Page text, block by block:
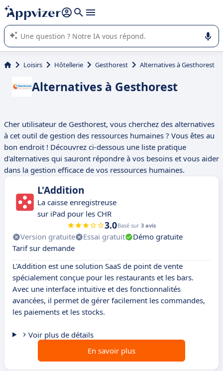
répondre (plusieurs lignes avec
L'IA de Appvizer vous guide dans l'utilisation ou la sélection de
logiciel SaaS en entreprise.
Loisirs Hôtellerie Gesthorest Alternatives à Gesthorest
Alternatives à Gesthorest
Cher utilisateur de Gesthorest, vous cherchez des alternatives
à cet outil de gestion des ressources humaines ? Vous êtes au
bon endroit ! Découvrez ci-dessous une liste pratique
d'alternatives qui sauront répondre à vos besoins et vous aider
dans la gestion efficace de vos ressources humaines.
L'Addition
La caisse enregistreuse
sur iPad pour les CHR
3.0Basé sur 3 avis
Version gratuite Essai gratuit
Démo gratuite
Tarif sur demande
L'Addition est une solution SaaS de point de vente
spécialement conçue pour les restaurants et les bars.
Avec une interface intuitive et des fonctionnalités
avancées, il permet de gérer facilement les commandes,
les paiements et les stocks.
Voir plus de détails
En savoir plus